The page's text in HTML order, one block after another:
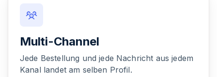
Multi-Channel
Jede Bestellung und jede Nachricht aus jedem
Kanal landet am selben Profil.